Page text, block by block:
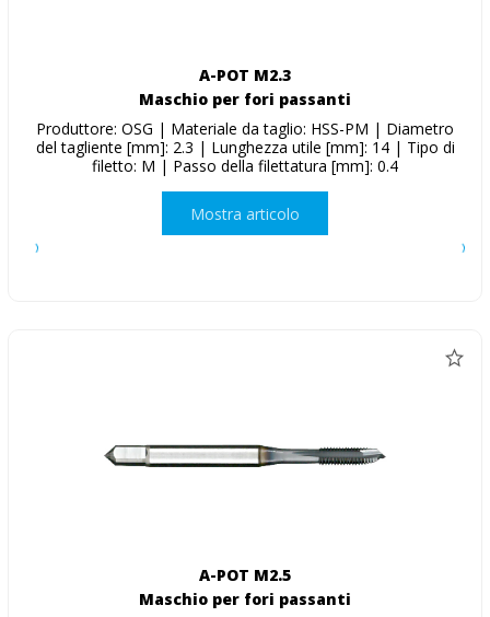
A-POT M2.3
Maschio per fori passanti
Produttore: OSG | Materiale da taglio: HSS-PM | Diametro
del tagliente [mm]: 2.3 | Lunghezza utile [mm]: 14 | Tipo di
filetto: M | Passo della filettatura [mm]: 0.4
Mostra articolo
A-POT M2.5
Maschio per fori passanti